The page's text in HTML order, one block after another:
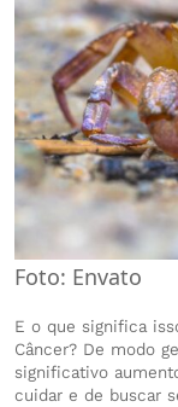
Foto: Envato
E o que significa
Câncer? De modo
significativo
cuidar e de buscar